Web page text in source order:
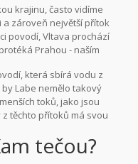
krajinu, často vidíme
a zároveň největší přítok
povodí, Vltava prochází
Prahou - naším
která sbírá vodu z
by Labe nemělo takový
toků, jako jsou
těchto přítoků má svou
hlavní tepnu.
tečou?